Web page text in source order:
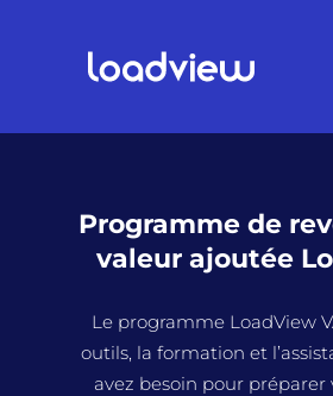
Programme de
valeur ajoutée
Le programme LoadView
outils, la formation et
avez besoin pour préparer